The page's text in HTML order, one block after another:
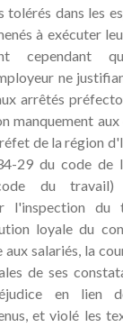
tolérés dans les
à exécuter
cependant
ne
arrêtés
manquement
de la région
29 du code de
du travail)
l'inspection du
loyale du
aux salariés, la
de ses
en lien
et violé les